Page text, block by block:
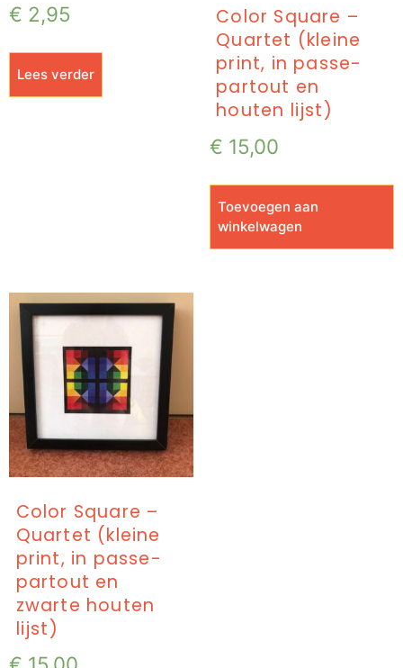
€ 2,95
Lees verder
Color Square –
Quartet (kleine
print, in passe-
partout en
houten lijst)
€ 15,00
Toevoegen aan
winkelwagen
Color Square –
Quartet (kleine
print, in passe-
partout en
zwarte houten
lijst)